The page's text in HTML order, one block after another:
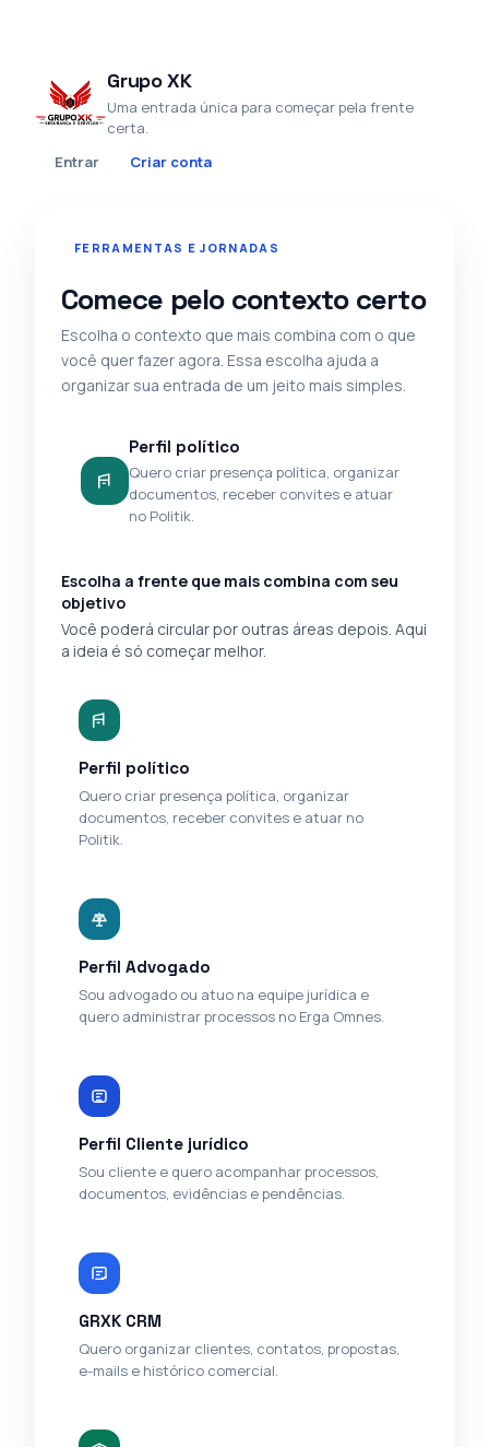
Grupo XK
Uma entrada única para começar pela frente
certa.
Entrar
Criar conta
FERRAMENTAS E JORNADAS
Comece pelo contexto certo
Escolha o contexto que mais combina com o que
você quer fazer agora. Essa escolha ajuda a
organizar sua entrada de um jeito mais simples.
Perfil político
Quero criar presença política, organizar
documentos, receber convites e atuar
no Politik.
Escolha a frente que mais combina com seu
objetivo
Você poderá circular por outras áreas depois. Aqui
a ideia é só começar melhor.
Perfil político
Quero criar presença política, organizar
documentos, receber convites e atuar no
Politik.
Perfil Advogado
Sou advogado ou atuo na equipe jurídica e
quero administrar processos no Erga Omnes.
Perfil Cliente jurídico
Sou cliente e quero acompanhar processos,
documentos, evidências e pendências.
GRXK CRM
Quero organizar clientes, contatos, propostas,
e-mails e histórico comercial.